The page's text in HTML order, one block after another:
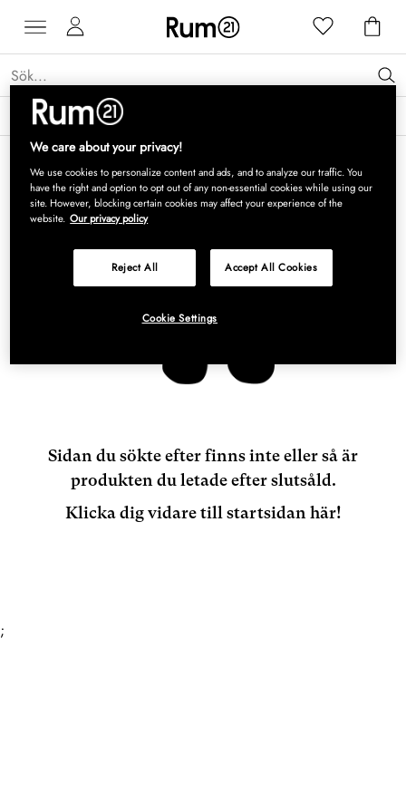
Få 15 % rabatt på Grythyttan Stålmöbler* →
Sidan du sökte efter finns inte eller så är
produkten du letade efter slutsåld.
Klicka dig vidare till startsidan här!
;
We care about your privacy!
We use cookies to personalize content and ads, and to analyze our traffic. You
have the right and option to opt out of any non-essential cookies while using our
site. However, blocking certain cookies may affect your experience of the
website. Our privacy policy
Reject All Accept All Cookies
Cookie Settings